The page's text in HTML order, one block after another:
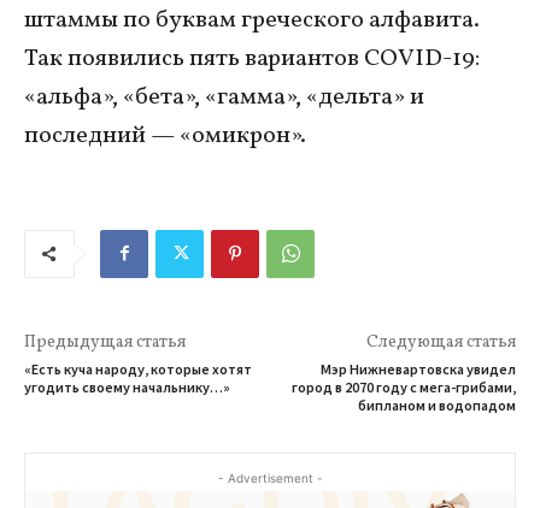
штаммы по буквам греческого алфавита.
Так появились пять вариантов COVID-19:
«альфа», «бета», «гамма», «дельта» и
последний — «омикрон».
Предыдущая статья
«Есть куча народу, которые хотят
угодить своему начальнику…»
Следующая статья
Мэр Нижневартовска увидел
город в 2070 году с мега-грибами,
бипланом и водопадом
- Advertisement -